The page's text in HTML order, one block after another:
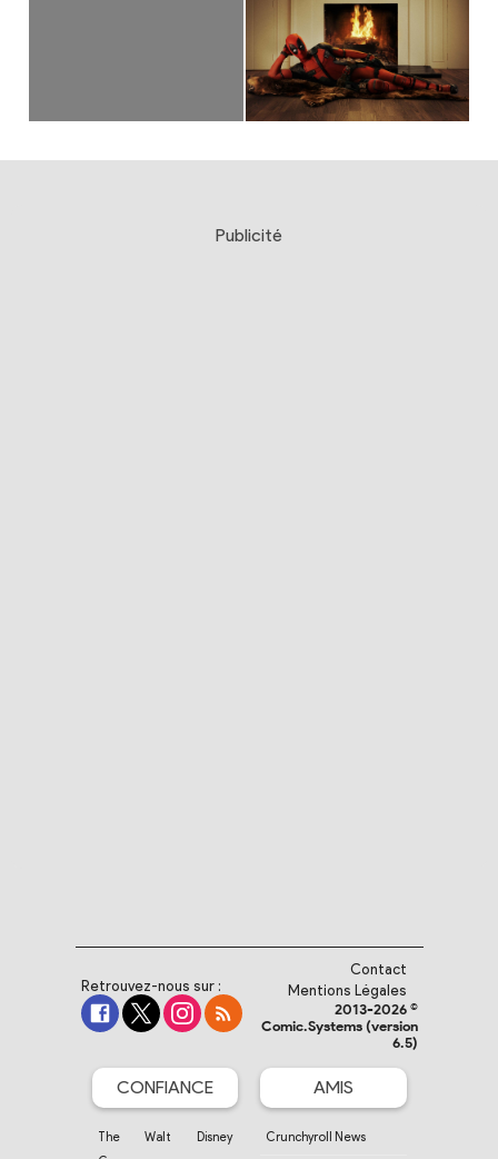
Publicité
Retrouvez-nous sur :
Contact
Mentions Légales
2013-2026 ©
Comic.Systems (version
6.5)
CONFIANCE
The Walt Disney
AMIS
Crunchyroll News